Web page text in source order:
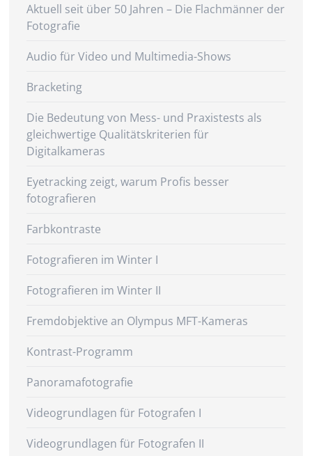
Aktuell seit über 50 Jahren – Die Flachmänner der
Fotografie
Audio für Video und Multimedia-Shows
Bracketing
Die Bedeutung von Mess- und Praxistests als
gleichwertige Qualitätskriterien für
Digitalkameras
Eyetracking zeigt, warum Profis besser
fotografieren
Farbkontraste
Fotografieren im Winter I
Fotografieren im Winter II
Fremdobjektive an Olympus MFT-Kameras
Kontrast-Programm
Panoramafotografie
Videogrundlagen für Fotografen I
Videogrundlagen für Fotografen II